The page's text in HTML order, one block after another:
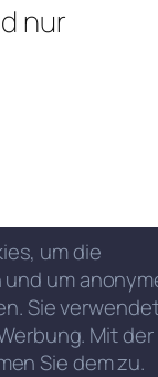
nur
um die
um
Sie
Mit der
Sie dem zu.